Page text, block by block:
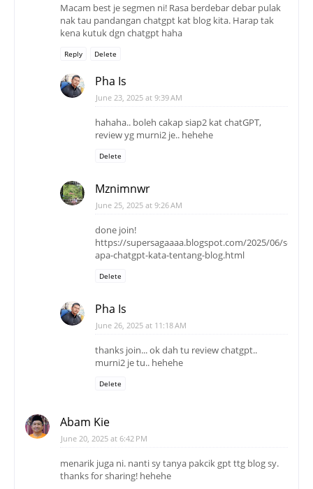
Macam best je segmen ni! Rasa berdebar debar pulak
nak tau pandangan chatgpt kat blog kita. Harap tak
kena kutuk dgn chatgpt haha
Reply Delete
Pha Is
June 23, 2025 at 9:39 AM
hahaha.. boleh cakap siap2 kat chatGPT,
review yg murni2 je.. hehehe
Delete
Mznimnwr
June 25, 2025 at 9:26 AM
done join!
https://supersagaaaa.blogspot.com/2025/06/
apa-chatgpt-kata-tentang-blog.html
Delete
Pha Is
June 26, 2025 at 11:18 AM
thanks join... ok dah tu review chatgpt..
murni2 je tu.. hehehe
Delete
Abam Kie
June 20, 2025 at 6:42 PM
menarik juga ni. nanti sy tanya pakcik gpt ttg blog sy.
thanks for sharing! hehehe